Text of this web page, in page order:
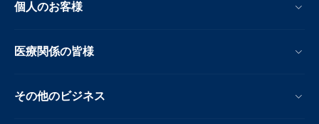
個人のお客様
医療関係の皆様
その他のビジネス